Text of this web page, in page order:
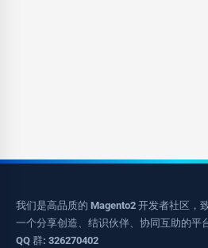
我们是高品质的 Magento2 开发者社区，
一个分享创造、结识伙伴、协同互助的平
QQ 群: 326270402